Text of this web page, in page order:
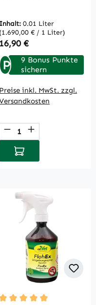
gewünschten
Inhalt: 0.01 Liter
(1.690,00 € / 1 Liter)
Regulärer Preis:
16,90 €
P
9 Bonus Punkte
sichern
Preise inkl. MwSt. zzgl.
Produkt Anzahl:
In den Warenkorb